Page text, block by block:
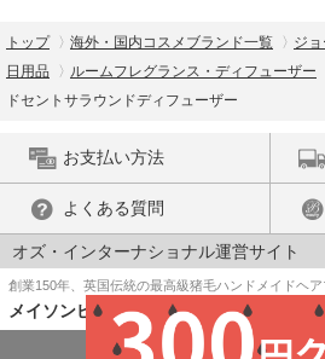
トップ 海外・国内コスメブランド一覧 ジ
日用品
ルームフレグランス・ディフューザー
ドセントサラウンドディフューザー
お支払い方法
よくある質問
オズ・インターナショナル運営サイト
創業150年、英国伝統の最高級猪毛ハンドメイドヘア
メイソンピアソン